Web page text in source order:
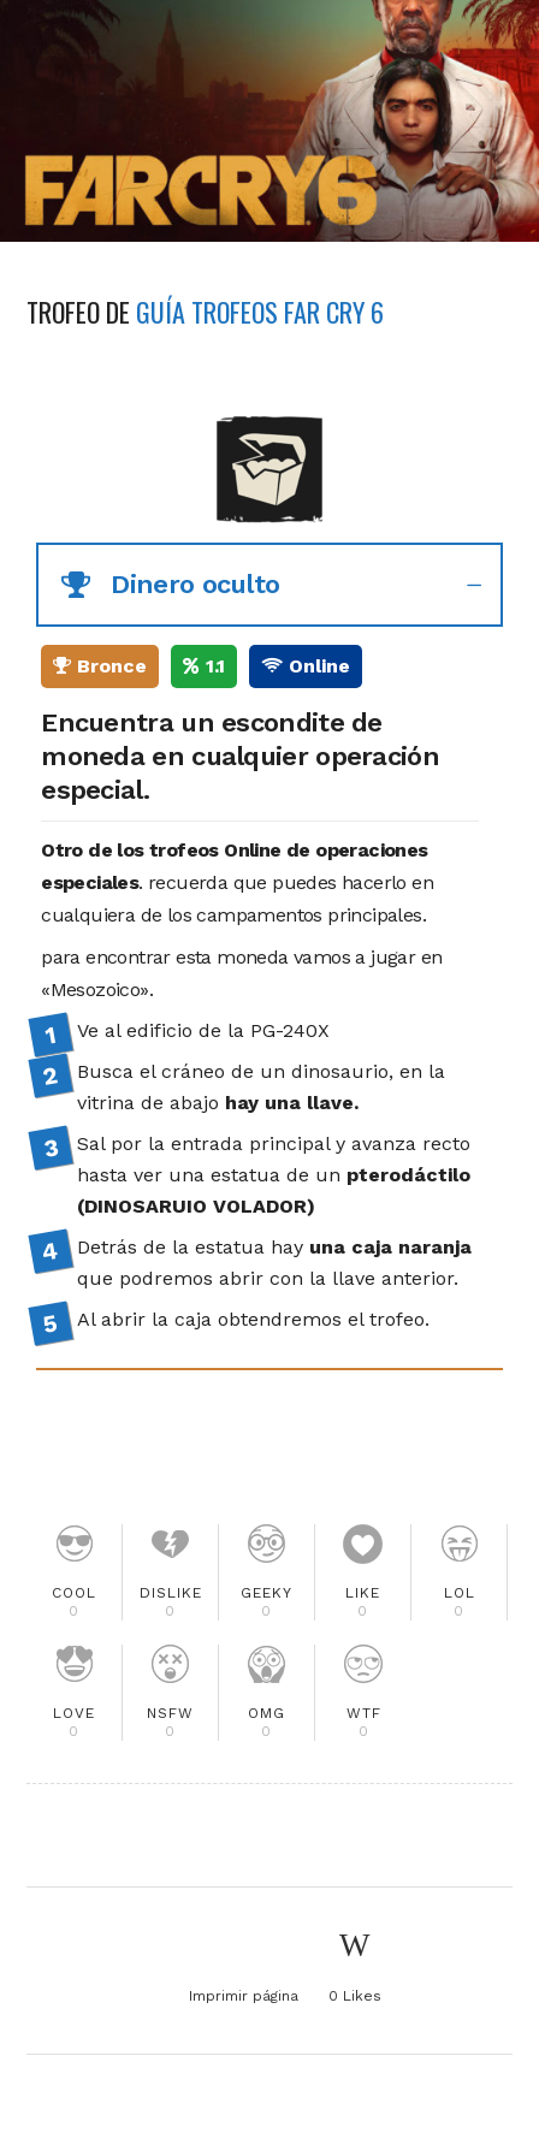
TROFEO DE GUÍA TROFEOS FAR CRY 6
Dinero oculto
Bronce 1.1 Online
Encuentra un escondite de
moneda en cualquier operación
especial.
Otro de los trofeos Online de operaciones
especiales. recuerda que puedes hacerlo en
cualquiera de los campamentos principales.
para encontrar esta moneda vamos a jugar en
«Mesozoico».
Ve al edificio de la PG-240X
Busca el cráneo de un dinosaurio, en la
vitrina de abajo hay una llave.
Sal por la entrada principal y avanza recto
hasta ver una estatua de un pterodáctilo
(DINOSARUIO VOLADOR)
Detrás de la estatua hay una caja naranja
que podremos abrir con la llave anterior.
Al abrir la caja obtendremos el trofeo.
COOL
0
DISLIKE
0
GEEKY
0
LIKE
0
LOL
0
LOVE
0
NSFW
0
OMG
0
WTF
0
Imprimir página 0 Likes